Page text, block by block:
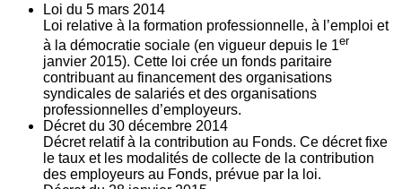
Loi du 5 mars 2014
Loi relative à la formation professionnelle, à l’emploi et
à la démocratie sociale (en vigueur depuis le 1er
janvier 2015). Cette loi crée un fonds paritaire
contribuant au financement des organisations
syndicales de salariés et des organisations
professionnelles d’employeurs.
Décret du 30 décembre 2014
Décret relatif à la contribution au Fonds. Ce décret fixe
le taux et les modalités de collecte de la contribution
des employeurs au Fonds, prévue par la loi.